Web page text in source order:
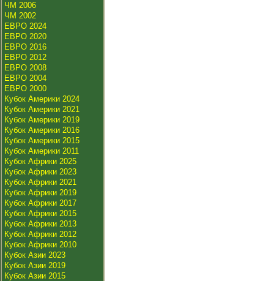
ЧМ 2006
ЧМ 2002
ЕВРО 2024
ЕВРО 2020
ЕВРО 2016
ЕВРО 2012
ЕВРО 2008
ЕВРО 2004
ЕВРО 2000
Кубок Америки 2024
Кубок Америки 2021
Кубок Америки 2019
Кубок Америки 2016
Кубок Америки 2015
Кубок Америки 2011
Кубок Африки 2025
Кубок Африки 2023
Кубок Африки 2021
Кубок Африки 2019
Кубок Африки 2017
Кубок Африки 2015
Кубок Африки 2013
Кубок Африки 2012
Кубок Африки 2010
Кубок Азии 2023
Кубок Азии 2019
Кубок Азии 2015